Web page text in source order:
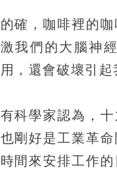
的確，咖啡裡的
激我們的大腦神
用，還會破壞引
有科學家認為，
也剛好是工業革
時間來安排工作